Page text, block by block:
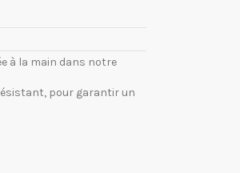
à la main dans notre
pour garantir un